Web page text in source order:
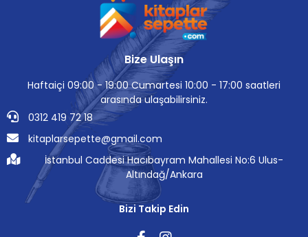
Bize Ulaşın
Haftaiçi 09:00 - 19:00 Cumartesi 10:00 - 17:00 saatleri
arasında ulaşabilirsiniz.
0312 419 72 18
kitaplarsepette@gmail.com
İstanbul Caddesi Hacıbayram Mahallesi No:6 Ulus-
Altındağ/Ankara
Bizi Takip Edin